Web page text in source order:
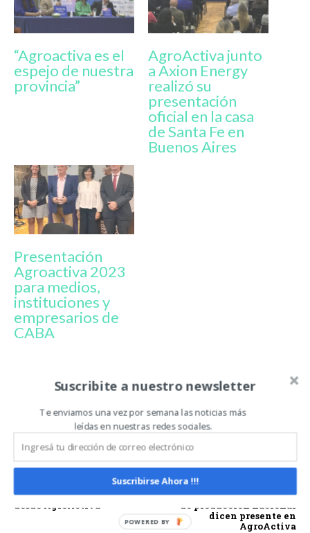
“Agroactiva es el
espejo de nuestra
provincia”
AgroActiva junto
a Axion Energy
realizó su
presentación
oficial en la casa
de Santa Fe en
Buenos Aires
Presentación
Agroactiva 2023
para medios,
instituciones y
empresarios de
CABA
DANIEL COSTAMAGNA
IGNACIO TANZI
MARCELO COMELLI
MELINA GABATORTA
ROSANA NARDI
Artículo anterior
dinámicas! recomiendan
desde AgroActiva
Artículo siguiente
IVECO junto a la mejor
tecnología y sus vehículos
de producción nacional
dicen presente en
AgroActiva
Suscribite a nuestro newsletter
Te enviamos una vez por semana las noticias más
leídas en nuestras redes sociales.
Suscribirse Ahora !!!